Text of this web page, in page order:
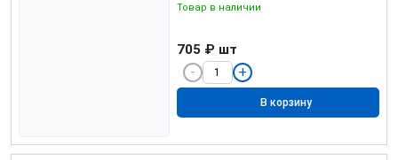
Товар в наличии
705 ₽ шт
В корзину